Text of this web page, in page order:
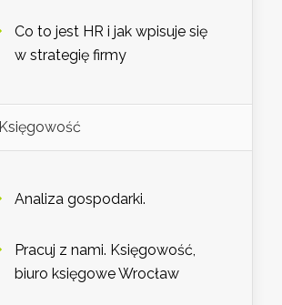
Co to jest HR i jak wpisuje się
w strategię firmy
Księgowość
Analiza gospodarki.
Pracuj z nami. Księgowość,
biuro księgowe Wrocław